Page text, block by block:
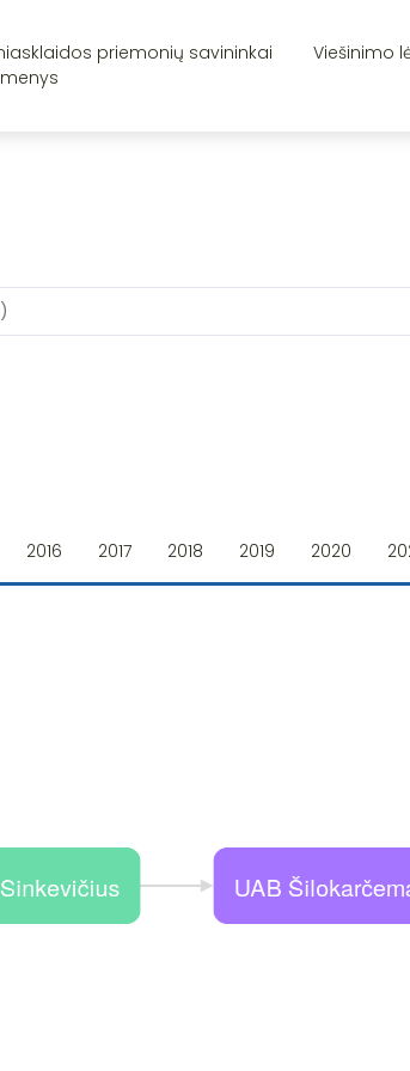
priemonių savininkai Viešinimo
2016 2017 2018 2019 2020